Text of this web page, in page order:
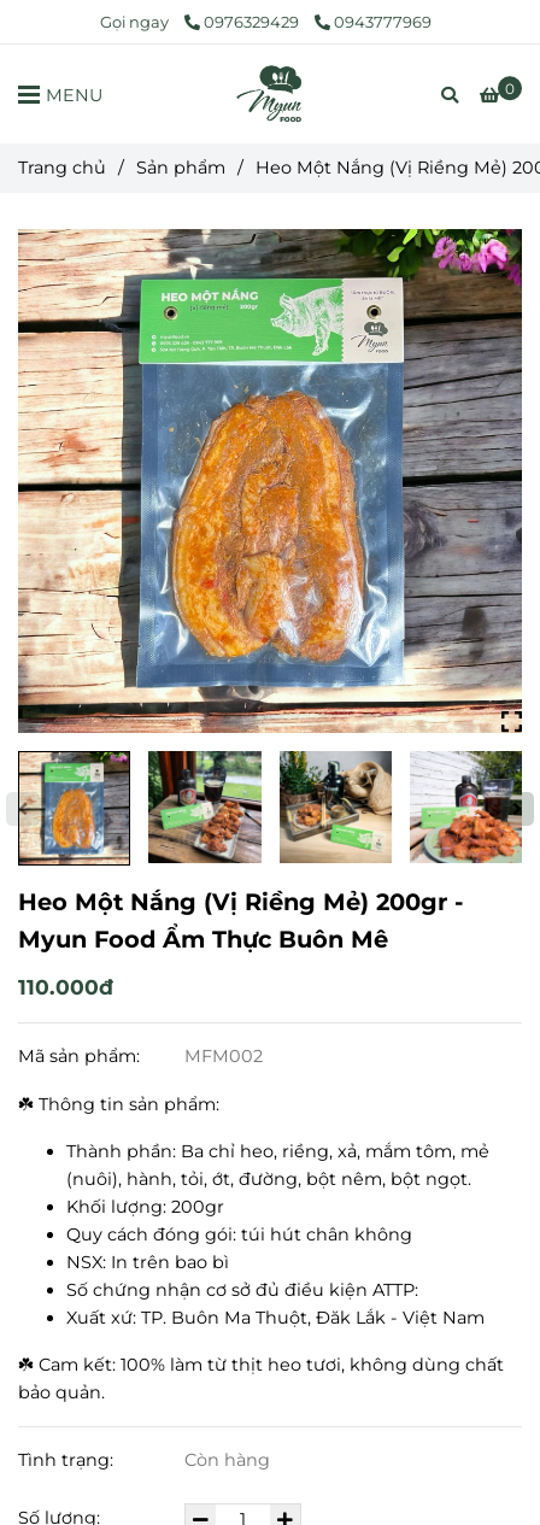
Gọi ngay 0976329429 0943777969
0
MENU
Trang chủ / Sản phẩm / Heo Một Nắng (Vị Riềng Mẻ)
Heo Một Nắng (Vị Riềng Mẻ) 200gr -
Myun Food Ẩm Thực Buôn Mê
110.000đ
Mã sản phẩm: MFM002
☘️ Thông tin sản phẩm:
Thành phần: Ba chỉ heo, riềng, xả, mắm tôm, mẻ
(nuôi), hành, tỏi, ớt, đường, bột nêm, bột ngọt.
Khối lượng: 200gr
Quy cách đóng gói: túi hút chân không
NSX: In trên bao bì
Số chứng nhận cơ sở đủ điều kiện ATTP:
Xuất xứ: TP. Buôn Ma Thuột, Đăk Lắk - Việt Nam
☘️ Cam kết: 100% làm từ thịt heo tươi, không dùng chất
bảo quản.
Tình trạng: Còn hàng
Số lượng: